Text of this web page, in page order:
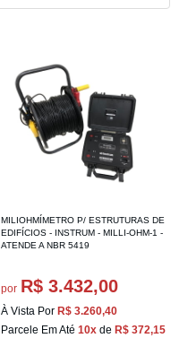
MILIOHMÍMETRO P/ ESTRUTURAS DE
EDIFÍCIOS - INSTRUM - MILLI-OHM-1 -
ATENDE A NBR 5419
por R$ 3.432,00
À Vista Por R$ 3.260,40
Parcele Em Até 10x de R$ 372,15